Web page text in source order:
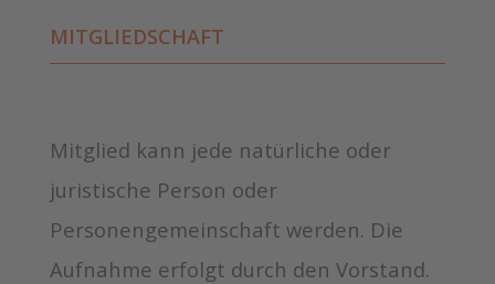
MITGLIEDSCHAFT
Mitglied kann jede natürliche oder
juristische Person oder
Personengemeinschaft werden. Die
Aufnahme erfolgt durch den Vorstand.